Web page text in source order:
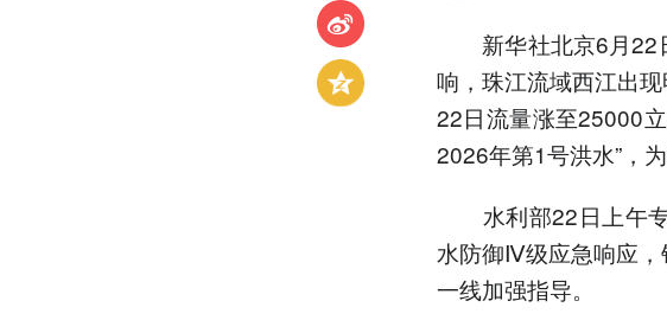
新华社北京6月22
响，珠江流域西江出
22日流量涨至25000
2026年第1号洪水”，
水利部22日上午专
水防御Ⅳ级应急响应，
一线加强指导。